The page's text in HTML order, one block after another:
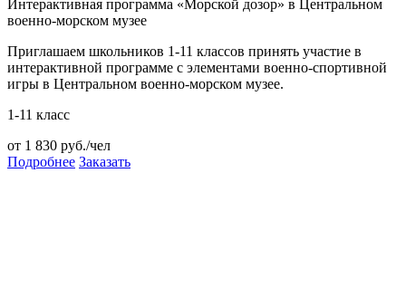
Интерактивная программа «Морской дозор» в Центральном
военно-морском музее
Приглашаем школьников 1-11 классов принять участие в
интерактивной программе с элементами военно-спортивной
игры в Центральном военно-морском музее.
1-11 класс
от 1 830 руб./чел
Подробнее Заказать